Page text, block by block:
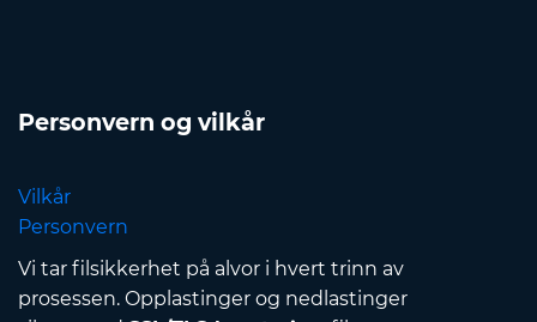
Personvern og vilkår
Vilkår
Personvern
Vi tar filsikkerhet på alvor i hvert trinn av
prosessen. Opplastinger og nedlastinger